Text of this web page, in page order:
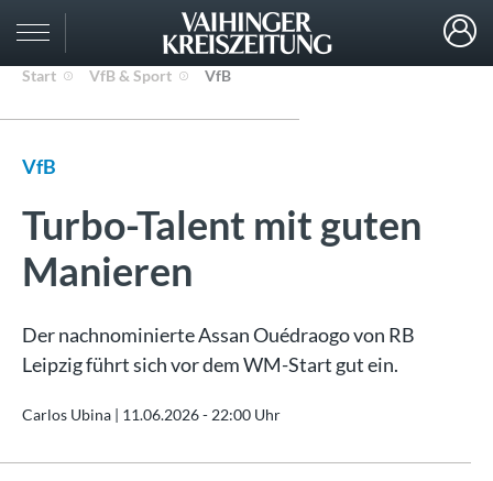
Start VfB & Sport VfB
VfB
Turbo-Talent mit guten
Manieren
Der nachnominierte Assan Ouédraogo von RB
Leipzig führt sich vor dem WM-Start gut ein.
Carlos Ubina | 11.06.2026 - 22:00 Uhr